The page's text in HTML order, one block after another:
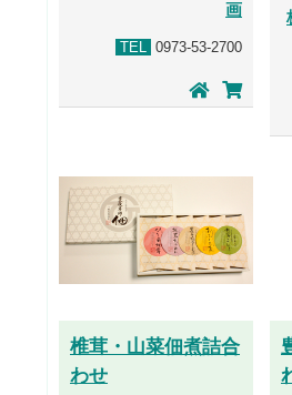
画
TEL 0973-53-2700
椎茸・山菜佃煮詰合
わせ